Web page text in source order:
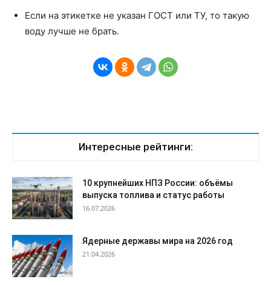
Если на этикетке не указан ГОСТ или ТУ, то такую
воду лучше не брать.
Интересные рейтинги:
10 крупнейших НПЗ России: объёмы
выпуска топлива и статус работы
16.07.2026
Ядерные державы мира на 2026 год
21.04.2026